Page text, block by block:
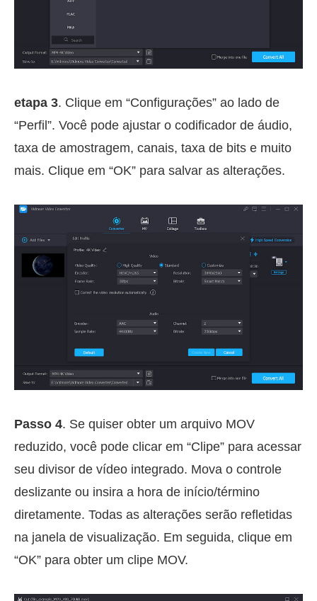
etapa 3. Clique em “Configurações” ao lado de
“Perfil”. Você pode ajustar o codificador de áudio,
taxa de amostragem, canais, taxa de bits e muito
mais. Clique em “OK” para salvar as alterações.
Passo 4. Se quiser obter um arquivo MOV
reduzido, você pode clicar em “Clipe” para acessar
seu divisor de vídeo integrado. Mova o controle
deslizante ou insira a hora de início/término
diretamente. Todas as alterações serão refletidas
na janela de visualização. Em seguida, clique em
“OK” para obter um clipe MOV.